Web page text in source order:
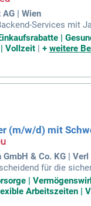
| Wien
Services mit
während du
|
Vollzeit | + weitere
(m/w/d) mit
& Co. KG | Verl
für die
Softwareprodukte.
innovativen
Das Ziel ist die
|
Arbeitszeiten |